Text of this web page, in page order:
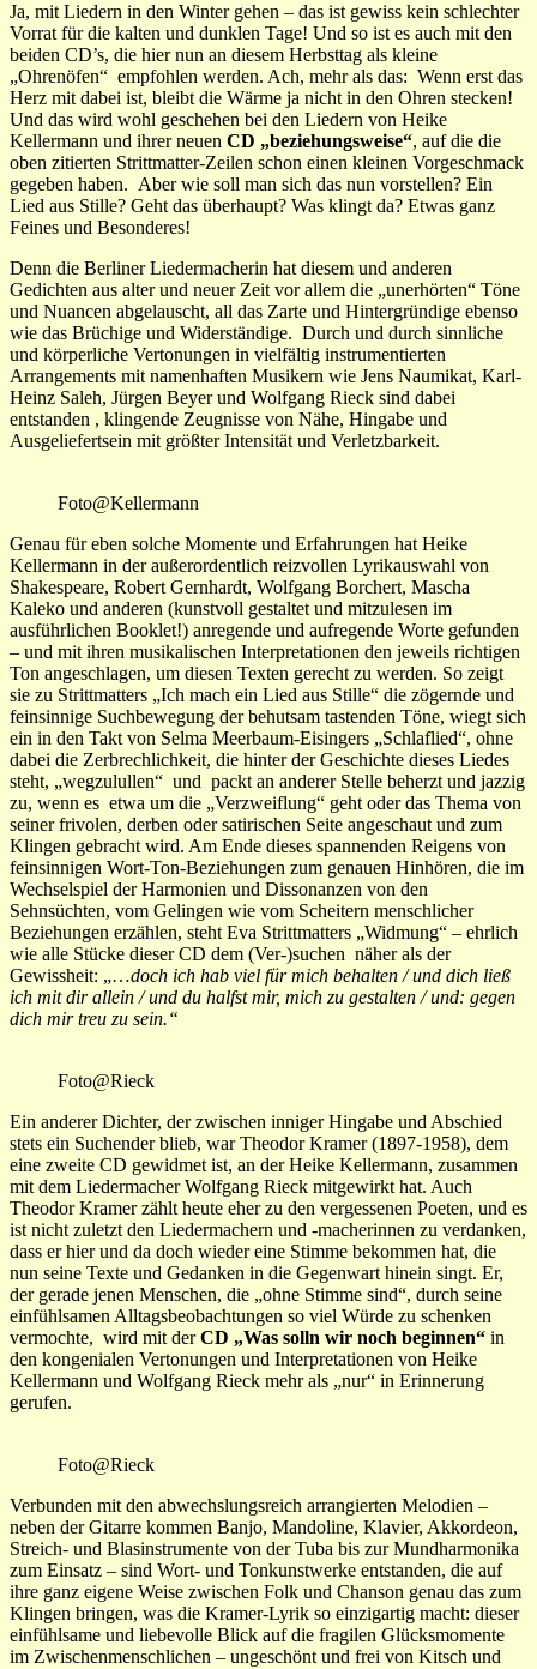
Ja, mit Liedern in den Winter gehen – das ist gewiss kein schlechter
Vorrat für die kalten und dunklen Tage! Und so ist es auch mit den
beiden CD’s, die hier nun an diesem Herbsttag als kleine
„Ohrenöfen“ empfohlen werden. Ach, mehr als das: Wenn erst das
Herz mit dabei ist, bleibt die Wärme ja nicht in den Ohren stecken!
Und das wird wohl geschehen bei den Liedern von Heike
Kellermann und ihrer neuen CD „beziehungsweise“, auf die die
oben zitierten Strittmatter-Zeilen schon einen kleinen Vorgeschmack
gegeben haben. Aber wie soll man sich das nun vorstellen? Ein
Lied aus Stille? Geht das überhaupt? Was klingt da? Etwas ganz
Feines und Besonderes!
Denn die Berliner Liedermacherin hat diesem und anderen
Gedichten aus alter und neuer Zeit vor allem die „unerhörten“ Töne
und Nuancen abgelauscht, all das Zarte und Hintergründige ebenso
wie das Brüchige und Widerständige. Durch und durch sinnliche
und körperliche Vertonungen in vielfältig instrumentierten
Arrangements mit namenhaften Musikern wie Jens Naumikat, Karl-
Heinz Saleh, Jürgen Beyer und Wolfgang Rieck sind dabei
entstanden , klingende Zeugnisse von Nähe, Hingabe und
Ausgeliefertsein mit größter Intensität und Verletzbarkeit.
Foto@Kellermann
Genau für eben solche Momente und Erfahrungen hat Heike
Kellermann in der außerordentlich reizvollen Lyrikauswahl von
Shakespeare, Robert Gernhardt, Wolfgang Borchert, Mascha
Kaleko und anderen (kunstvoll gestaltet und mitzulesen im
ausführlichen Booklet!) anregende und aufregende Worte gefunden
– und mit ihren musikalischen Interpretationen den jeweils richtigen
Ton angeschlagen, um diesen Texten gerecht zu werden. So zeigt
sie zu Strittmatters „Ich mach ein Lied aus Stille“ die zögernde und
feinsinnige Suchbewegung der behutsam tastenden Töne, wiegt sich
ein in den Takt von Selma Meerbaum-Eisingers „Schlaflied“, ohne
dabei die Zerbrechlichkeit, die hinter der Geschichte dieses Liedes
steht, „wegzulullen“ und packt an anderer Stelle beherzt und jazzig
zu, wenn es etwa um die „Verzweiflung“ geht oder das Thema von
seiner frivolen, derben oder satirischen Seite angeschaut und zum
Klingen gebracht wird. Am Ende dieses spannenden Reigens von
feinsinnigen Wort-Ton-Beziehungen zum genauen Hinhören, die im
Wechselspiel der Harmonien und Dissonanzen von den
Sehnsüchten, vom Gelingen wie vom Scheitern menschlicher
Beziehungen erzählen, steht Eva Strittmatters „Widmung“ – ehrlich
wie alle Stücke dieser CD dem (Ver-)suchen näher als der
Gewissheit: „…doch ich hab viel für mich behalten / und dich ließ
ich mit dir allein / und du halfst mir, mich zu gestalten / und: gegen
dich mir treu zu sein.“
Foto@Rieck
Ein anderer Dichter, der zwischen inniger Hingabe und Abschied
stets ein Suchender blieb, war Theodor Kramer (1897-1958), dem
eine zweite CD gewidmet ist, an der Heike Kellermann, zusammen
mit dem Liedermacher Wolfgang Rieck mitgewirkt hat. Auch
Theodor Kramer zählt heute eher zu den vergessenen Poeten, und es
ist nicht zuletzt den Liedermachern und -macherinnen zu verdanken,
dass er hier und da doch wieder eine Stimme bekommen hat, die
nun seine Texte und Gedanken in die Gegenwart hinein singt. Er,
der gerade jenen Menschen, die „ohne Stimme sind“, durch seine
einfühlsamen Alltagsbeobachtungen so viel Würde zu schenken
vermochte, wird mit derCD „Was solln wir noch beginnen“ in
den kongenialen Vertonungen und Interpretationen von Heike
Kellermann und Wolfgang Rieck mehr als „nur“ in Erinnerung
gerufen.
Foto@Rieck
Verbunden mit den abwechslungsreich arrangierten Melodien –
neben der Gitarre kommen Banjo, Mandoline, Klavier, Akkordeon,
Streich- und Blasinstrumente von der Tuba bis zur Mundharmonika
zum Einsatz – sind Wort- und Tonkunstwerke entstanden, die auf
ihre ganz eigene Weise zwischen Folk und Chanson genau das zum
Klingen bringen, was die Kramer-Lyrik so einzigartig macht: dieser
einfühlsame und liebevolle Blick auf die fragilen Glücksmomente
im Zwischenmenschlichen – ungeschönt und frei von Kitsch und